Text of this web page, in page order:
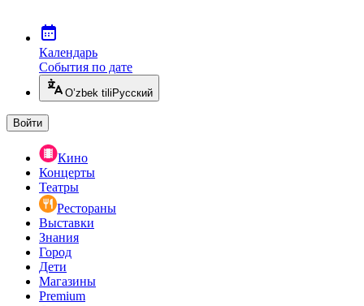
Календарь
События по дате
O’zbek tili Русский
Войти
Кино
Концерты
Театры
Рестораны
Выставки
Знания
Город
Дети
Магазины
Premium